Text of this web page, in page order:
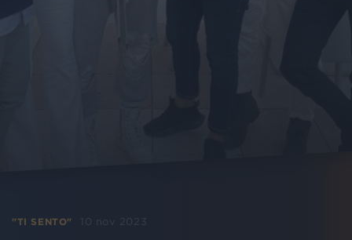
"TI SENTO" 10 nov 2023